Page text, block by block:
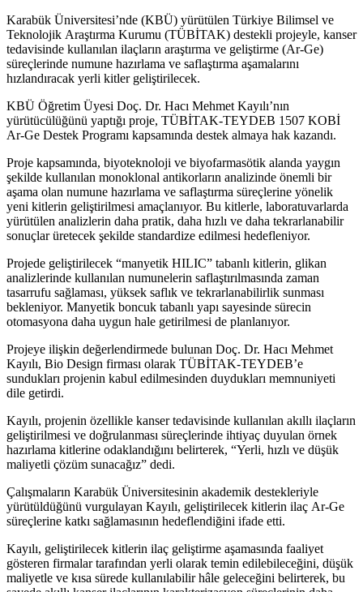
Karabük Üniversitesi’nde (KBÜ) yürütülen Türkiye Bilimsel ve
Teknolojik Araştırma Kurumu (TÜBİTAK) destekli projeyle, kanser
tedavisinde kullanılan ilaçların araştırma ve geliştirme (Ar-Ge)
süreçlerinde numune hazırlama ve saflaştırma aşamalarını
hızlandıracak yerli kitler geliştirilecek.
KBÜ Öğretim Üyesi Doç. Dr. Hacı Mehmet Kayılı’nın
yürütücülüğünü yaptığı proje, TÜBİTAK-TEYDEB 1507 KOBİ
Ar-Ge Destek Programı kapsamında destek almaya hak kazandı.
Proje kapsamında, biyoteknoloji ve biyofarmasötik alanda yaygın
şekilde kullanılan monoklonal antikorların analizinde önemli bir
aşama olan numune hazırlama ve saflaştırma süreçlerine yönelik
yeni kitlerin geliştirilmesi amaçlanıyor. Bu kitlerle, laboratuvarlarda
yürütülen analizlerin daha pratik, daha hızlı ve daha tekrarlanabilir
sonuçlar üretecek şekilde standardize edilmesi hedefleniyor.
Projede geliştirilecek “manyetik HILIC” tabanlı kitlerin, glikan
analizlerinde kullanılan numunelerin saflaştırılmasında zaman
tasarrufu sağlaması, yüksek saflık ve tekrarlanabilirlik sunması
bekleniyor. Manyetik boncuk tabanlı yapı sayesinde sürecin
otomasyona daha uygun hale getirilmesi de planlanıyor.
Projeye ilişkin değerlendirmede bulunan Doç. Dr. Hacı Mehmet
Kayılı, Bio Design firması olarak TÜBİTAK-TEYDEB’e
sundukları projenin kabul edilmesinden duydukları memnuniyeti
dile getirdi.
Kayılı, projenin özellikle kanser tedavisinde kullanılan akıllı ilaçların
geliştirilmesi ve doğrulanması süreçlerinde ihtiyaç duyulan örnek
hazırlama kitlerine odaklandığını belirterek, “Yerli, hızlı ve düşük
maliyetli çözüm sunacağız” dedi.
Çalışmaların Karabük Üniversitesinin akademik destekleriyle
yürütüldüğünü vurgulayan Kayılı, geliştirilecek kitlerin ilaç Ar-Ge
süreçlerine katkı sağlamasının hedeflendiğini ifade etti.
Kayılı, geliştirilecek kitlerin ilaç geliştirme aşamasında faaliyet
gösteren firmalar tarafından yerli olarak temin edilebileceğini, düşük
maliyetle ve kısa sürede kullanılabilir hâle geleceğini belirterek, bu